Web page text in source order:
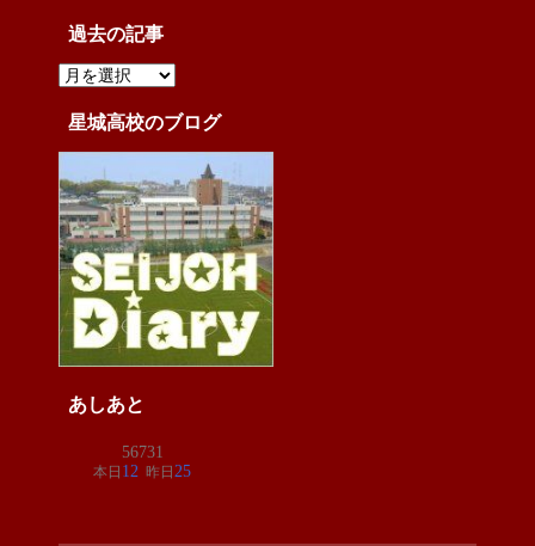
過去の記事
過
去
記
事
星城高校のブログ
あしあと